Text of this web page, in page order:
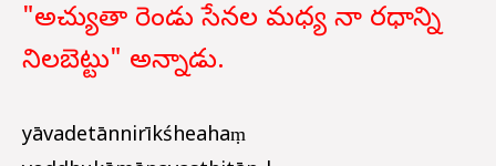
"అచ్యుతా రెండు సేనల మధ్య నా రధాన్ని
నిలబెట్టు" అన్నాడు.
yāvadetānnirīkśheahaṃ